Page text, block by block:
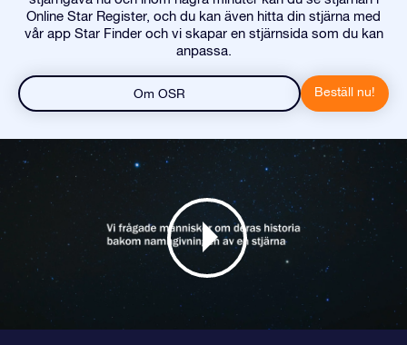
Online Star Register, och du kan även hitta din stjärna med
vår app Star Finder och vi skapar en stjärnsida som du kan
anpassa.
Om OSR Beställ nu!